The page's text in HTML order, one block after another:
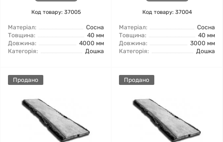
Код товару: 37005
Матеріал:
Сосна
Товщина:
40 мм
Довжина:
4000 мм
Категорія:
Дошка
Код товару: 37004
Матеріал:
Сосна
Товщина:
40 мм
Довжина:
3000 мм
Категорія:
Дошка
Продано Продано